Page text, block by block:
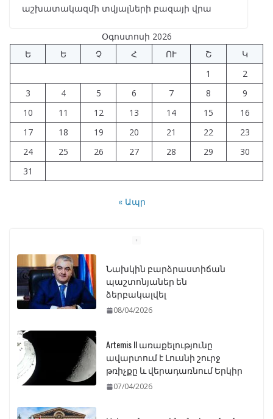
աշխատակազմի տվյալների բազայի վրա
Օգոստոսի 2026
Ե
Ե Չ Հ ՈՒ Շ
Կ
1
2
3
4 5 6 7 8
9
10
11 12 13 14 15
16
17
18 19 20 21 22
23
24
25 26 27 28 29
30
31
« Ապր
Նախկին բարձրաստիճան
պաշտոնյաներ են
ձերբակալվել
08/04/2026
Artemis II առաքելությունը
ավարտում է Լուսնի շուրջ
թռիչքը և վերադառնում Երկիր
07/04/2026